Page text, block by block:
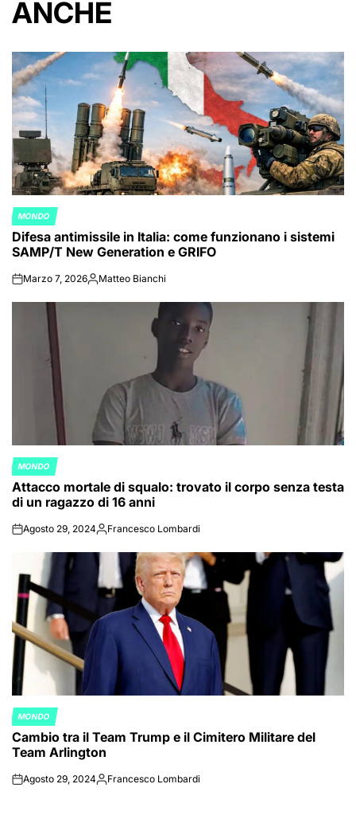
ANCHE
POSTED
IN
MONDO
Difesa antimissile in Italia: come funzionano i sistemi
SAMP/T New Generation e GRIFO
onMarzo 7, 2026Posted
Matteo Bianchi
POSTED
IN
MONDO
Attacco mortale di squalo: trovato il corpo senza testa
di un ragazzo di 16 anni
onAgosto 29, 2024Posted
Francesco Lombardi
POSTED
IN
MONDO
Cambio tra il Team Trump e il Cimitero Militare del
Team Arlington
onAgosto 29, 2024Posted
Francesco Lombardi